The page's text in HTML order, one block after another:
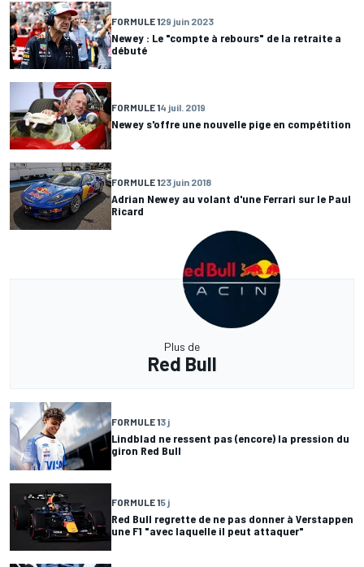
FORMULE 129 juin 2023
Newey : Le "compte à rebours" de la retraite a
débuté
FORMULE 14 juil. 2019
Newey s'offre une nouvelle pige en compétition
FORMULE 123 juin 2018
Adrian Newey au volant d'une Ferrari sur le Paul
Ricard
Plus de
Red Bull
FORMULE 13 j
Lindblad ne ressent pas (encore) la pression du
giron Red Bull
FORMULE 15 j
Red Bull regrette de ne pas donner à Verstappen
une F1 "avec laquelle il peut attaquer"